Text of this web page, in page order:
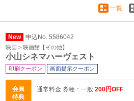
一覧
New 申込No. 5586042
映画 > 映画館【その他】
小山シネマハーヴェスト
印刷クーポン 画面提示クーポン
会員
特典
通常料金 券種：一般 200円OFF